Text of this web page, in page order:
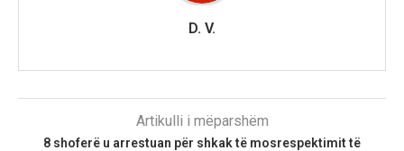
D. V.
Artikulli i mëparshëm
8 shoferë u arrestuan për shkak të mosrespektimit të